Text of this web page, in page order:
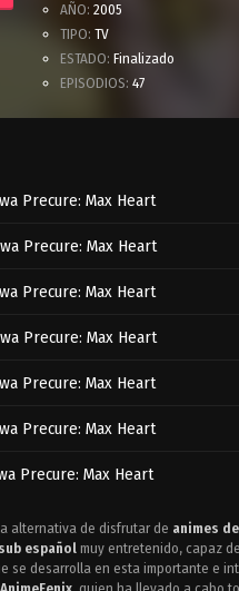
AÑO: 2005
TIPO: TV
ESTADO: Finalizado
EPISODIOS: 47
Precure: Max Heart
Precure: Max Heart
Precure: Max Heart
Precure: Max Heart
Precure: Max Heart
Precure: Max Heart
Precure: Max Heart
Precure: Max Heart
Precure: Max Heart
alternativa de disfrutar de animes
español muy entretenido, capaz
se desarrolla en esta importante e